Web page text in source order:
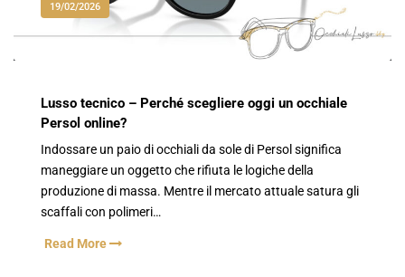
19/02/2026
Lusso tecnico – Perché scegliere oggi un occhiale
Persol online?
Indossare un paio di occhiali da sole di Persol significa
maneggiare un oggetto che rifiuta le logiche della
produzione di massa. Mentre il mercato attuale satura gli
scaffali con polimeri…
Read More